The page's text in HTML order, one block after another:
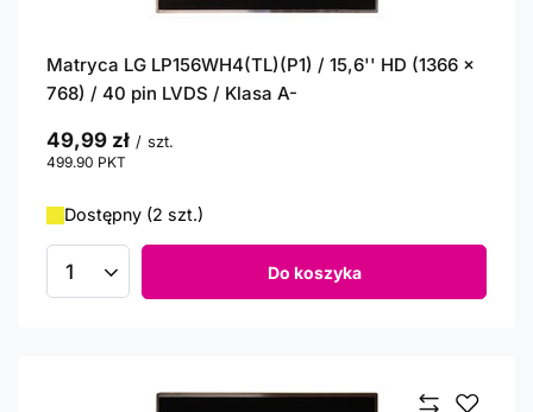
Matryca LG LP156WH4(TL)(P1) / 15,6'' HD (1366 x
768) / 40 pin LVDS / Klasa A-
49,99 zł / szt.
499.90 PKT
Dostępny (2 szt.)
Ilość produktów Do koszyka